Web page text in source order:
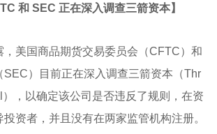
和 SEC 正在深入调查三箭资本】
，美国商品期货交易委员会（CFTC）和
SEC）目前正在深入调查三箭资本（Thr
，以确定该公司是否违反了规则，在资
资者，并且没有在两家监管机构注册。